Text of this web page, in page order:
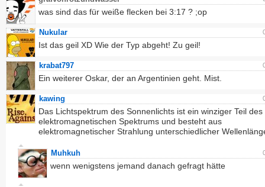
was sind das für weiße flecken bei 3:17 ? ;op
Nukular
Ist das geil XD Wie der Typ abgeht! Zu geil!
krabat797
Ein weiterer Oskar, der an Argentinien geht. Mist.
kawing
Das Lichtspektrum des Sonnenlichts ist ein winziger Teil des
elektromagnetischen Spektrums und besteht aus
elektromagnetischer Strahlung unterschiedlicher
Muhkuh
wenn wenigstens jemand danach gefragt hätte